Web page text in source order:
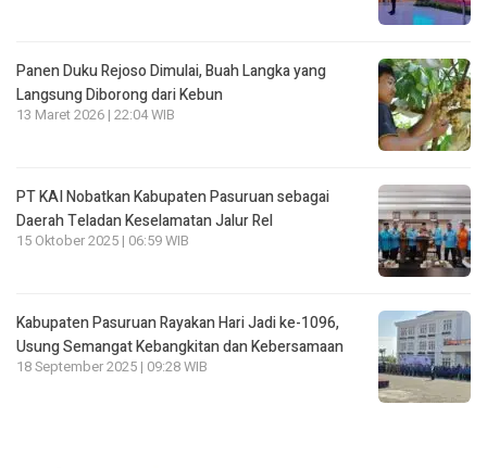
Panen Duku Rejoso Dimulai, Buah Langka yang
Langsung Diborong dari Kebun
13 Maret 2026 | 22:04 WIB
PT KAI Nobatkan Kabupaten Pasuruan sebagai
Daerah Teladan Keselamatan Jalur Rel
15 Oktober 2025 | 06:59 WIB
Kabupaten Pasuruan Rayakan Hari Jadi ke-1096,
Usung Semangat Kebangkitan dan Kebersamaan
18 September 2025 | 09:28 WIB